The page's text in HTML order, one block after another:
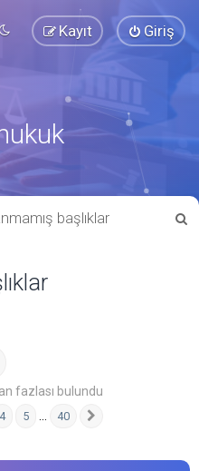
Giriş
Kayıt
başlıklar
fazlası bulundu
40 sayfa)
4 5 40